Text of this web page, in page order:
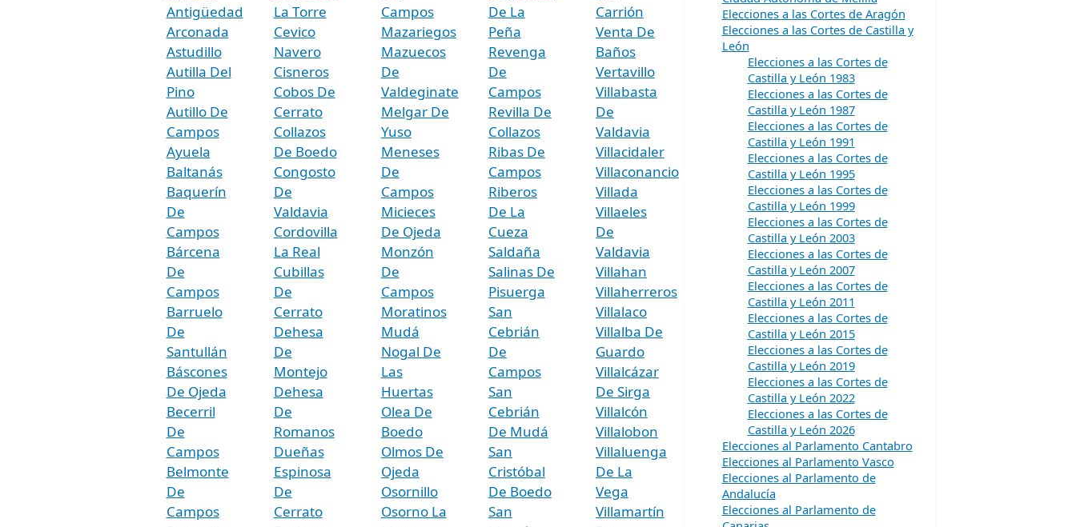
Antigüedad
Arconada
Astudillo
Autilla Del
Pino
Autillo De
Campos
Ayuela
Baltanás
Baquerín
De
Campos
Bárcena
De
Campos
Barruelo
De
Santullán
Báscones
De Ojeda
Becerril
De
Campos
Belmonte
De
Campos
La Torre
Cevico
Navero
Cisneros
Cobos De
Cerrato
Collazos
De Boedo
Congosto
De
Valdavia
Cordovilla
La Real
Cubillas
De
Cerrato
Dehesa
De
Montejo
Dehesa
De
Romanos
Dueñas
Espinosa
De
Cerrato
Campos
Mazariegos
Mazuecos
De
Valdeginate
Melgar De
Yuso
Meneses
De
Campos
Micieces
De Ojeda
Monzón
De
Campos
Moratinos
Mudá
Nogal De
Las
Huertas
Olea De
Boedo
Olmos De
Ojeda
Osornillo
Osorno La
De La
Peña
Revenga
De
Campos
Revilla De
Collazos
Ribas De
Campos
Riberos
De La
Cueza
Saldaña
Salinas De
Pisuerga
San
Cebrián
De
Campos
San
Cebrián
De Mudá
San
Cristóbal
De Boedo
San
Carrión
Venta De
Baños
Vertavillo
Villabasta
De
Valdavia
Villacidaler
Villaconancio
Villada
Villaeles
De
Valdavia
Villahan
Villaherreros
Villalaco
Villalba De
Guardo
Villalcázar
De Sirga
Villalcón
Villalobon
Villaluenga
De La
Vega
Villamartín
Elecciones a las Cortes de Aragón
Elecciones a las Cortes de Castilla y
León
Elecciones a las Cortes de
Castilla y León 1983
Elecciones a las Cortes de
Castilla y León 1987
Elecciones a las Cortes de
Castilla y León 1991
Elecciones a las Cortes de
Castilla y León 1995
Elecciones a las Cortes de
Castilla y León 1999
Elecciones a las Cortes de
Castilla y León 2003
Elecciones a las Cortes de
Castilla y León 2007
Elecciones a las Cortes de
Castilla y León 2011
Elecciones a las Cortes de
Castilla y León 2015
Elecciones a las Cortes de
Castilla y León 2019
Elecciones a las Cortes de
Castilla y León 2022
Elecciones a las Cortes de
Castilla y León 2026
Elecciones al Parlamento Cantabro
Elecciones al Parlamento Vasco
Elecciones al Parlamento de
Andalucía
Elecciones al Parlamento de